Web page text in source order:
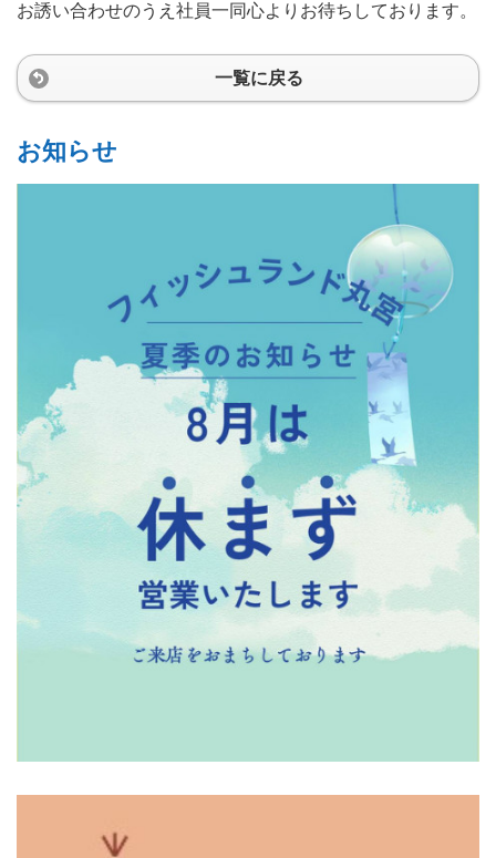
お誘い合わせのうえ社員一同心よりお待ちしております。
一覧に戻る
お知らせ